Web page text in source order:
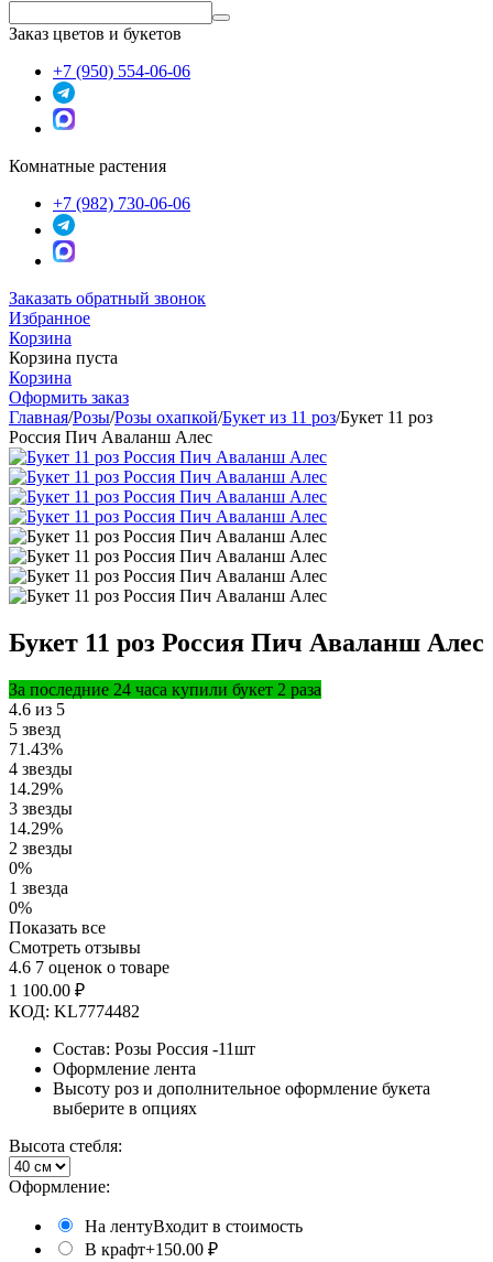
Заказ цветов и букетов
+7 (950) 554-06-06
Комнатные растения
+7 (982) 730-06-06
Заказать обратный звонок
Избранное
Корзина
Корзина пуста
Корзина
Оформить заказ
Главная/Розы/Розы охапкой/Букет из 11 роз/Букет 11 роз
Россия Пич Аваланш Алес
Букет 11 роз Россия Пич Аваланш Алес
За последние 24 часа купили букет 2 раза
4.6 из 5
5 звезд
71.43%
4 звезды
14.29%
3 звезды
14.29%
2 звезды
0%
1 звезда
0%
Показать все
Смотреть отзывы
4.6 7 оценок о товаре
1 100.00 ₽
КОД: KL7774482
Состав: Розы Россия -11шт
Оформление лента
Высоту роз и дополнительное оформление букета
выберите в опциях
Высота стебля:
Оформление:
На лентуВходит в стоимость
В крафт+150.00 ₽